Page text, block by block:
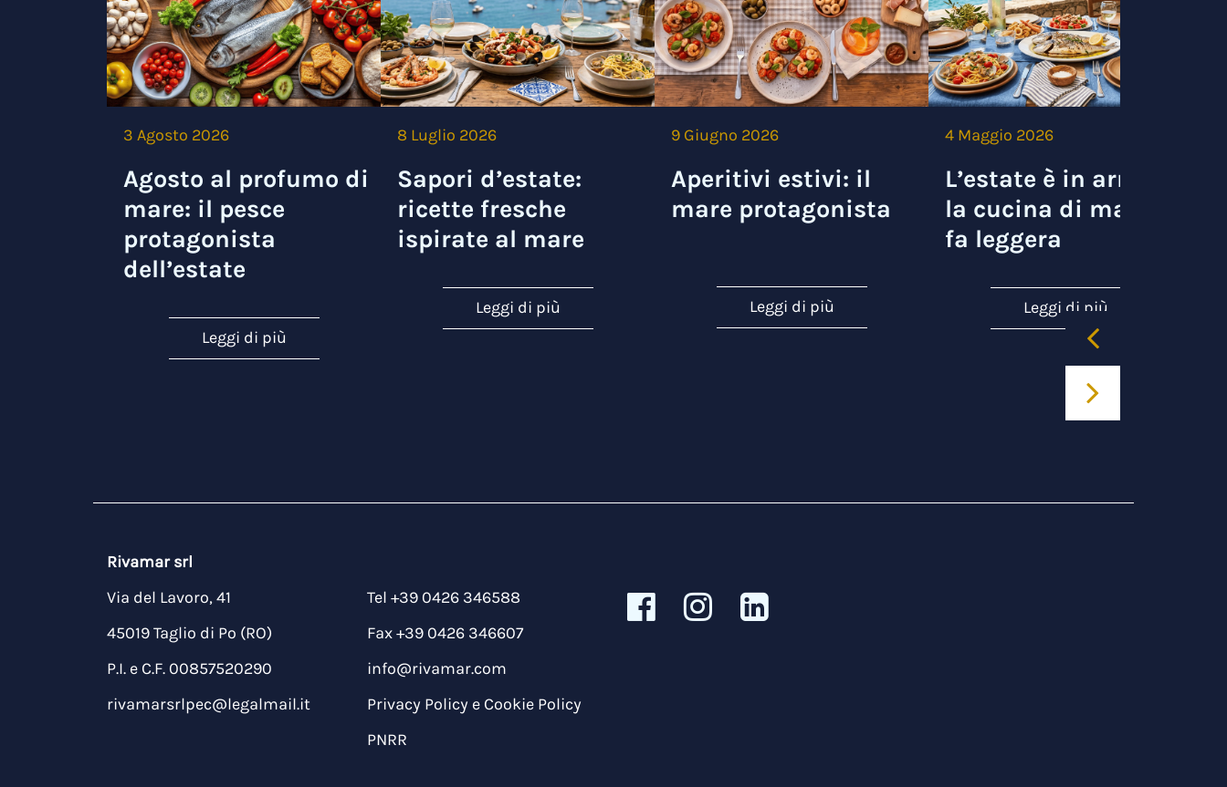
3 Agosto 2026
Agosto al profumo di
mare: il pesce
protagonista
dell’estate
Leggi di più
8 Luglio 2026
Sapori d’estate:
ricette fresche
ispirate al mare
Leggi di più
9 Giugno 2026
Aperitivi estivi: il
mare protagonista
Leggi di più
4 Maggio 2026
L’estate è in arrivo e
la cucina di mare si
fa leggera
Leggi di più
Rivamar srl
Via del Lavoro, 41
45019 Taglio di Po (RO)
P.I. e C.F. 00857520290
rivamarsrlpec@legalmail.it
Tel +39 0426 346588
Fax +39 0426 346607
info@rivamar.com
Privacy Policy e Cookie Policy
PNRR